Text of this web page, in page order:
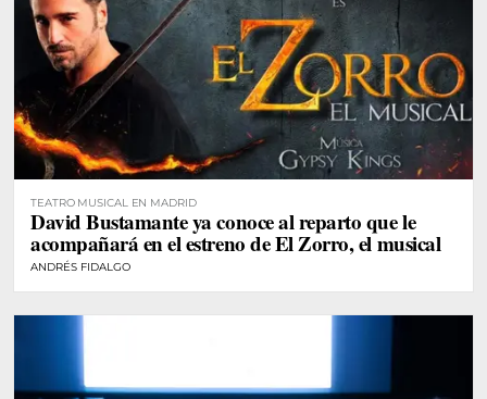
TEATRO MUSICAL EN MADRID
David Bustamante ya conoce al reparto que le
acompañará en el estreno de El Zorro, el musical
ANDRÉS FIDALGO